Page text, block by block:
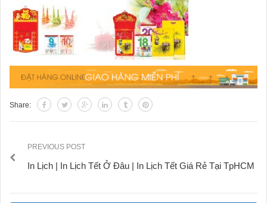
Share:
PREVIOUS POST
In Lịch | In Lịch Tết Ở Đâu | In Lịch Tết Giá Rẻ Tại TpHCM